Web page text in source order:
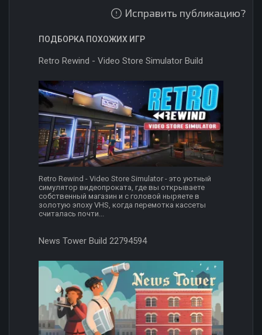
Исправить публикацию?
ПОДБОРКА ПОХОЖИХ ИГР
Retro Rewind - Video Store Simulator Build
Retro Rewind - Video Store Simulator - это уютный
симулятор видеопроката, где вы открываете
собственный магазин и с головой ныряете в
золотую эпоху VHS, когда перемотка кассеты
считалась почти...
News Tower Build 22794594